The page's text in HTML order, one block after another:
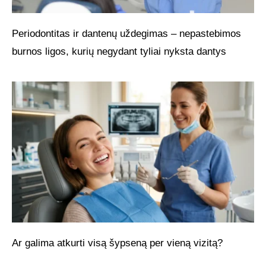
Periodontitas ir dantenų uždegimas – nepastebimos
burnos ligos, kurių negydant tyliai nyksta dantys
Ar galima atkurti visą šypseną per vieną vizitą?